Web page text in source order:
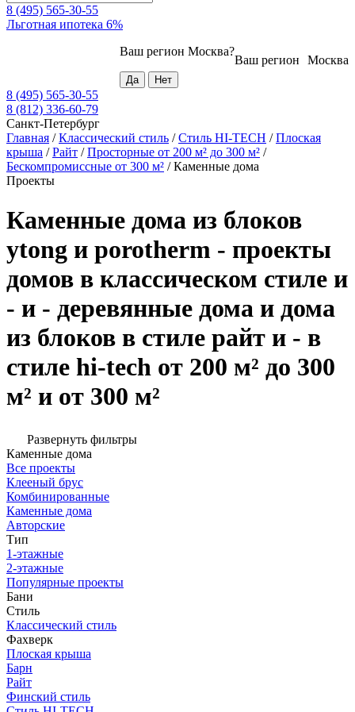
8 (495) 565-30-55
Льготная ипотека 6%
Москва
Ваш регион
Ваш регион Москва?
8 (495) 565-30-55
8 (812) 336-60-79
Санкт-Петербург
Главная /Классический стиль /Стиль HI-TECH /Плоская
крыша /Райт /Просторные от 200 м² до 300 м² /
Бескомпромиссные от 300 м² /Каменные дома
Проекты
Каменные дома из блоков
ytong и porotherm - проекты
домов в классическом стиле и
- и - деревянные дома и дома
из блоков в стиле райт и - в
стиле hi-tech от 200 м² до 300
м² и от 300 м²
Развернуть фильтры
Каменные дома
Все проекты
Клееный брус
Комбинированные
Каменные дома
Авторские
Тип
1-этажные
2-этажные
Популярные проекты
Бани
Стиль
Классический стиль
Фахверк
Плоская крыша
Барн
Райт
Финский стиль